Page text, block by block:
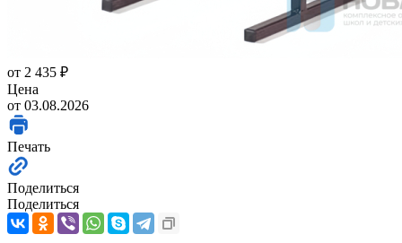
от 2 435 ₽
Цена
от 03.08.2026
Печать
Поделиться
Поделиться